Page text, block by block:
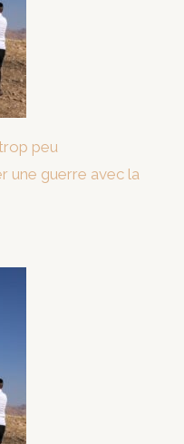
peu
une guerre avec la